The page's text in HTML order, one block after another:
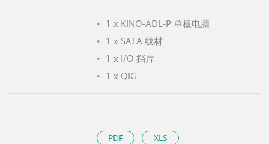
1 x KINO-ADL-P 单板电脑
1 x SATA 线材
1 x I/O 挡片
1 x QIG
PDF
XLS